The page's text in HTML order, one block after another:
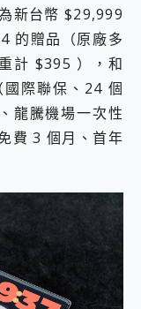
新台幣 $29,999
的贈品（原廠多
計 $395 ），和
際聯保、24 個
龍騰機場一次性
費 3 個月、首年